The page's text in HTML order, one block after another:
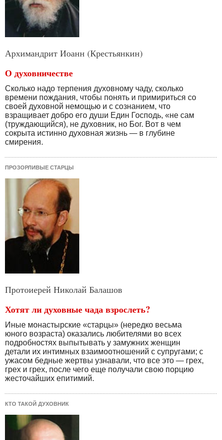
Архимандрит Иоанн (Крестьянкин)
О духовничестве
Сколько надо терпения духовному чаду, сколько
времени пождания, чтобы понять и примириться со
своей духовной немощью и с сознанием, что
взращивает добро его души Един Господь, «не сам
(труждающийся), не духовник, но Бог. Вот в чем
сокрыта истинно духовная жизнь — в глубине
смирения.
ПРОЗОРЛИВЫЕ СТАРЦЫ
Протоиерей Николай Балашов
Хотят ли духовные чада взрослеть?
Иные монастырские «старцы» (нередко весьма
юного возраста) оказались любителями во всех
подробностях выпытывать у замужних женщин
детали их интимных взаимоотношений с супругами; с
ужасом бедные жертвы узнавали, что все это — грех,
грех и грех, после чего еще получали свою порцию
жесточайших епитимий.
КТО ТАКОЙ ДУХОВНИК